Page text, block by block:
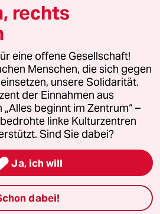
GmbH
Fragen oder für Genehmigungen
Kommune-Richtlinien
Impressum AGB
widerrufen (Ads)
rechts
eine offene Gesellschaft!
Menschen, die sich gegen
unsere Solidarität.
der Einnahmen aus
beginnt im Zentrum“ –
linke Kulturzentren
Sind Sie dabei?
Ja, ich will
dabei!